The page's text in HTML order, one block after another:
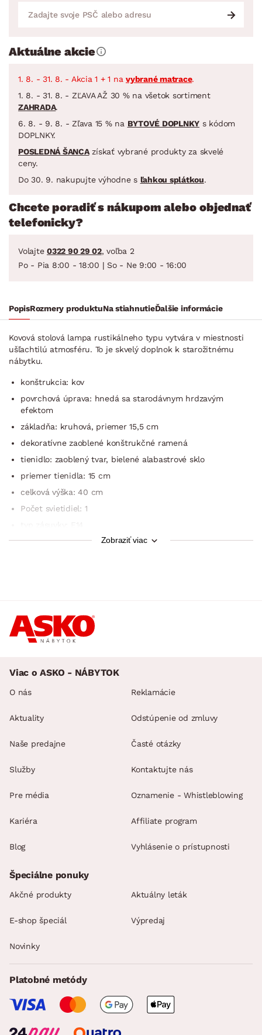
Aktuálne akcie
1. 8. - 31. 8. - Akcia 1 + 1 na vybrané matrace.
1. 8. - 31. 8. - ZĽAVA AŽ 30 % na všetok sortiment
ZAHRADA.
6. 8. - 9. 8. - Zľava 15 % na BYTOVÉ DOPLNKY s kódom
DOPLNKY.
POSLEDNÁ ŠANCAzískať vybrané produkty za skvelé
ceny.
Do 30. 9. nakupujte výhodne s ľahkou splátkou.
Chcete poradiť s nákupom alebo objednať
telefonicky?
Volajte 0322 90 29 02, voľba 2
Po - Pia 8:00 - 18:00 | So - Ne 9:00 - 16:00
PopisRozmery produktuNa stiahnutieĎalšie informácie
Kovová stolová lampa rustikálneho typu vytvára v miestnosti
ušľachtilú atmosféru. To je skvelý doplnok k starožitnému
nábytku.
konštrukcia: kov
povrchová úprava: hnedá sa starodávnym hrdzavým
efektom
základňa: kruhová, priemer 15,5 cm
dekoratívne zaoblené konštrukčné ramená
tienidlo: zaoblený tvar, bielené alabastrové sklo
priemer tienidla: 15 cm
celková výška: 40 cm
Počet svietidiel: 1
max. výkon: 1 × 40 W
prívodný kábel so spínačom (čierny)
štýl: rustikálny, starožitný
Zobraziť viac
Viac o ASKO - NÁBYTOK
O nás
Aktuality
Naše predajne
Služby
Pre média
Kariéra
Blog
Reklamácie
Odstúpenie od zmluvy
Časté otázky
Kontaktujte nás
Oznamenie - Whistleblowing
Affiliate program
Vyhlásenie o prístupnosti
Špeciálne ponuky
Akčné produkty Aktuálny leták
E-shop špeciál Výpredaj
Novinky
Platobné metódy